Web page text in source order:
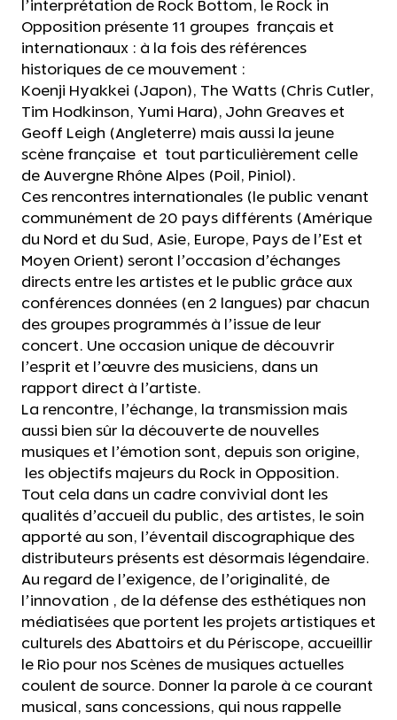
l’interprétation de Rock Bottom, le Rock in
Opposition présente 11 groupes français et
internationaux : à la fois des références
historiques de ce mouvement :
Koenji Hyakkei (Japon), The Watts (Chris Cutler,
Tim Hodkinson, Yumi Hara), John Greaves et
Geoff Leigh (Angleterre) mais aussi la jeune
scène française et tout particulièrement celle
de Auvergne Rhône Alpes (Poil, Piniol).
Ces rencontres internationales (le public venant
communément de 20 pays différents (Amérique
du Nord et du Sud, Asie, Europe, Pays de l’Est et
Moyen Orient) seront l’occasion d’échanges
directs entre les artistes et le public grâce aux
conférences données (en 2 langues) par chacun
des groupes programmés à l’issue de leur
concert. Une occasion unique de découvrir
l’esprit et l’œuvre des musiciens, dans un
rapport direct à l’artiste.
La rencontre, l’échange, la transmission mais
aussi bien sûr la découverte de nouvelles
musiques et l’émotion sont, depuis son origine,
les objectifs majeurs du Rock in Opposition.
Tout cela dans un cadre convivial dont les
qualités d’accueil du public, des artistes, le soin
apporté au son, l’éventail discographique des
distributeurs présents est désormais légendaire.
Au regard de l’exigence, de l’originalité, de
l’innovation , de la défense des esthétiques non
médiatisées que portent les projets artistiques et
culturels des Abattoirs et du Périscope, accueillir
le Rio pour nos Scènes de musiques actuelles
coulent de source. Donner la parole à ce courant
musical, sans concessions, qui nous rappelle